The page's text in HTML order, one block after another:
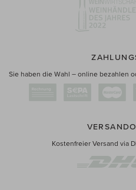
Sie haben die Wahl – online bezahlen
Kostenfreier Versand via